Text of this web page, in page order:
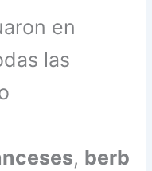
en
las
, berb